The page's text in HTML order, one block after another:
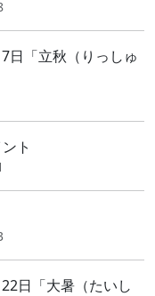
「立秋（りっしゅ
ト
日「大暑（たいし